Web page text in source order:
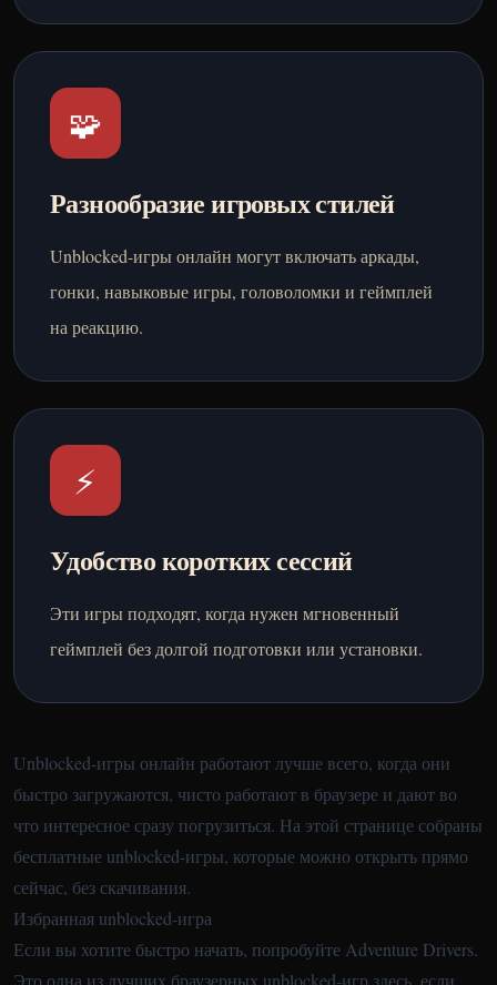
🧩
Разнообразие игровых стилей
Unblocked-игры онлайн могут включать аркады,
гонки, навыковые игры, головоломки и геймплей
на реакцию.
⚡
Удобство коротких сессий
Эти игры подходят, когда нужен мгновенный
геймплей без долгой подготовки или установки.
Unblocked-игры онлайн работают лучше всего, когда они
быстро загружаются, чисто работают в браузере и дают во
что интересное сразу погрузиться. На этой странице собраны
бесплатные unblocked-игры, которые можно открыть прямо
сейчас, без скачивания.
Избранная unblocked-игра
Если вы хотите быстро начать, попробуйте Adventure Drivers.